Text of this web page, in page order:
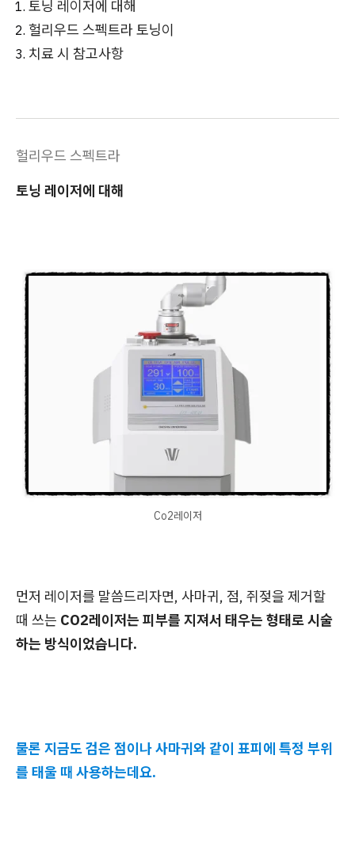
토닝 레이저에 대해
헐리우드 스펙트라 토닝이
치료 시 참고사항
헐리우드 스펙트라
토닝 레이저에 대해
Co2레이저
먼저 레이저를 말씀드리자면, 사마귀, 점, 쥐젖을 제거할
때 쓰는 CO2레이저는 피부를 지져서 태우는 형태로 시술
하는 방식이었습니다.
물론 지금도 검은 점이나 사마귀와 같이 표피에 특정 부위
를 태울 때 사용하는데요.